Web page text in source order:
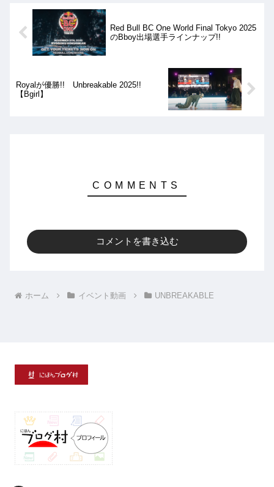
Red Bull BC One World Final Tokyo 2025
のBboy出場選手ラインナップ!!
Royalが優勝!! Unbreakable 2025!!
【Bgirl】
コメントを書き込む
ホーム イベント動画 UNBREAKABLE